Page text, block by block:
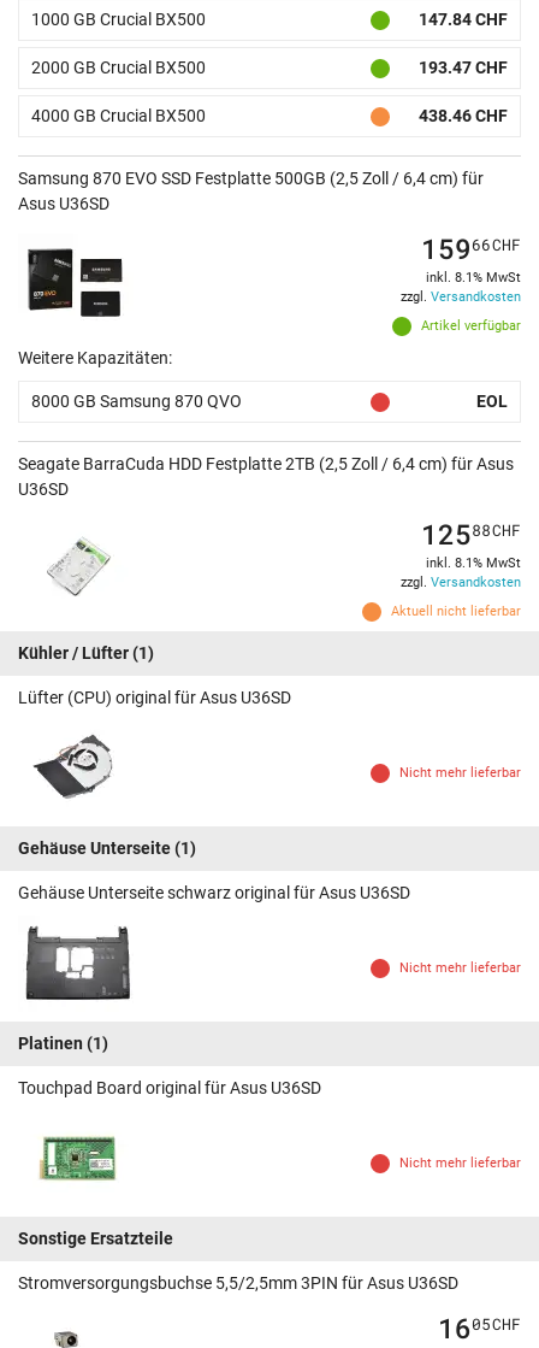
1000 GB Crucial BX500 147.84 CHF
2000 GB Crucial BX500 193.47 CHF
4000 GB Crucial BX500 438.46 CHF
Samsung 870 EVO SSD Festplatte 500GB (2,5 Zoll / 6,4 cm) für
Asus U36SD
Artikel verfügbar
15966CHF
inkl. 8.1% MwSt
zzgl. Versandkosten
Weitere Kapazitäten:
8000 GB Samsung 870 QVO EOL
Seagate BarraCuda HDD Festplatte 2TB (2,5 Zoll / 6,4 cm) für Asus
U36SD
Aktuell nicht lieferbar
12588CHF
inkl. 8.1% MwSt
zzgl. Versandkosten
Kühler / Lüfter(1)
Lüfter (CPU) original für Asus U36SD
Nicht mehr lieferbar
Gehäuse Unterseite(1)
Gehäuse Unterseite schwarz original für Asus U36SD
Nicht mehr lieferbar
Platinen (1)
Touchpad Board original für Asus U36SD
Nicht mehr lieferbar
Sonstige Ersatzteile
Stromversorgungsbuchse 5,5/2,5mm 3PIN für Asus U36SD
1605CHF